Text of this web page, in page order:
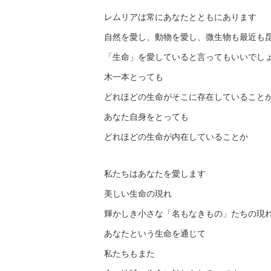
レムリアは常にあなたとともにあります
自然を愛し、動物を愛し、微生物も最近も
「生命」を愛していると言ってもいいでし
木一本とっても
どれほどの生命がそこに存在していること
あなた自身をとっても
どれほどの生命が内在していることか
私たちはあなたを愛します
美しい生命の現れ
輝かしき小さな「名もなきもの」たちの現
あなたという生命を通じて
私たちもまた